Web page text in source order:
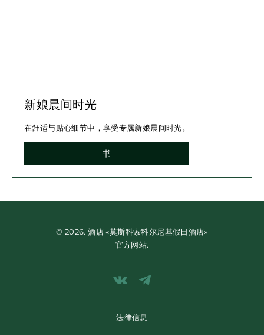
新娘晨间时光
在舒适与贴心细节中，享受专属新娘晨间时光。
书
© 2026. 酒店 «莫斯科索科尔尼基假日酒店»
官方网站.
法律信息